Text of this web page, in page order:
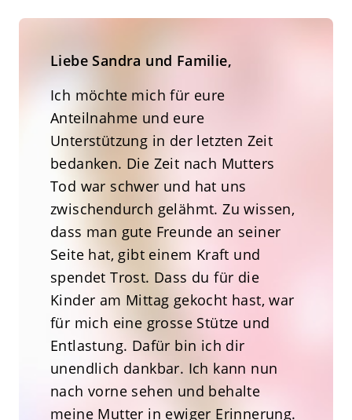
Liebe Sandra und Familie,
Ich möchte mich für eure
Anteilnahme und eure
Unterstützung in der letzten Zeit
bedanken. Die Zeit nach Mutters
Tod war schwer und hat uns
zwischendurch gelähmt. Zu wissen,
dass man gute Freunde an seiner
Seite hat, gibt einem Kraft und
spendet Trost. Dass du für die
Kinder am Mittag gekocht hast, war
für mich eine grosse Stütze und
Entlastung. Dafür bin ich dir
unendlich dankbar. Ich kann nun
nach vorne sehen und behalte
meine Mutter in ewiger Erinnerung.